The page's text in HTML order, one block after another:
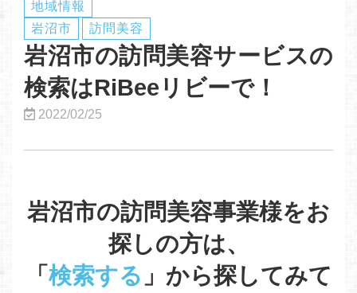
地域情報
岩沼市
訪問美容
岩沼市の訪問美容サービスの
検索はRiBeeリビーで！
2022/02/25
岩沼市の訪問美容事業様をお
探しの方は、
「 検索する 」から探してみて